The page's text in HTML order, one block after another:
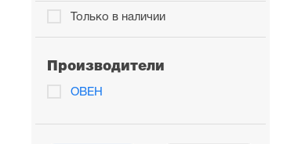
Только в наличии
Производители
ОВЕН